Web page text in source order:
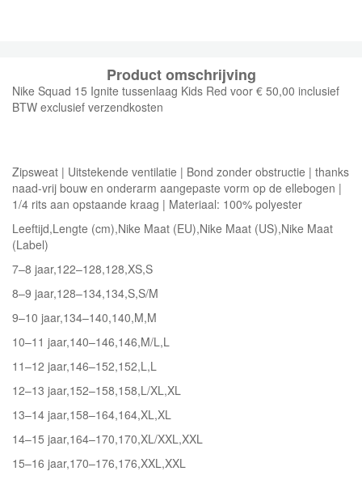
Product omschrijving
Nike Squad 15 Ignite tussenlaag Kids Red voor € 50,00 inclusief
BTW exclusief verzendkosten
Zipsweat | Uitstekende ventilatie | Bond zonder obstructie | thanks
naad-vrij bouw en onderarm aangepaste vorm op de ellebogen |
1/4 rits aan opstaande kraag | Materiaal: 100% polyester
Leeftijd,Lengte (cm),Nike Maat (EU),Nike Maat (US),Nike Maat
(Label)
7–8 jaar,122–128,128,XS,S
8–9 jaar,128–134,134,S,S/M
9–10 jaar,134–140,140,M,M
10–11 jaar,140–146,146,M/L,L
11–12 jaar,146–152,152,L,L
12–13 jaar,152–158,158,L/XL,XL
13–14 jaar,158–164,164,XL,XL
14–15 jaar,164–170,170,XL/XXL,XXL
15–16 jaar,170–176,176,XXL,XXL